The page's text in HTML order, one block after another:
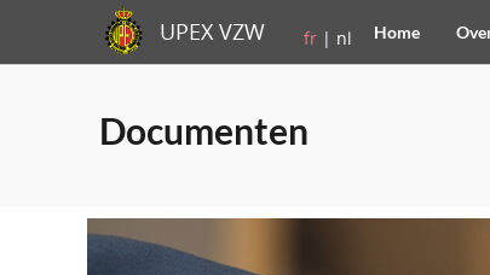
Documenten
UPEX VZW Home
fr | nl